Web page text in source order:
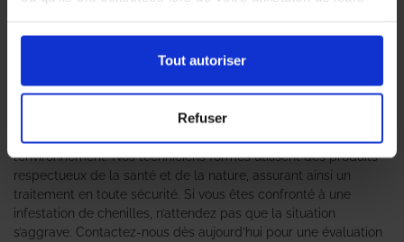
Tout autoriser
Refuser
peut rapidement devenir un véritable cauchemar pour les
professionnels en traitement des chenilles
pour garantir une intervention efficace et durable. L’agence As
de Pic se positionne comme un expert anti-nuisible de
confiance, offrant des solutions adaptées à chaque situation.
Grâce à une équipe qualifiée et des méthodes éprouvées, nous
nous engageons à éliminer ces nuisibles tout en préservant
l’environnement. Nos techniciens formés utilisent des produits
respectueux de la santé et de la nature, assurant ainsi un
traitement en toute sécurité. Si vous êtes confronté à une
infestation de chenilles, n’attendez pas que la situation
s’aggrave. Contactez-nous dès aujourd’hui pour une évaluation